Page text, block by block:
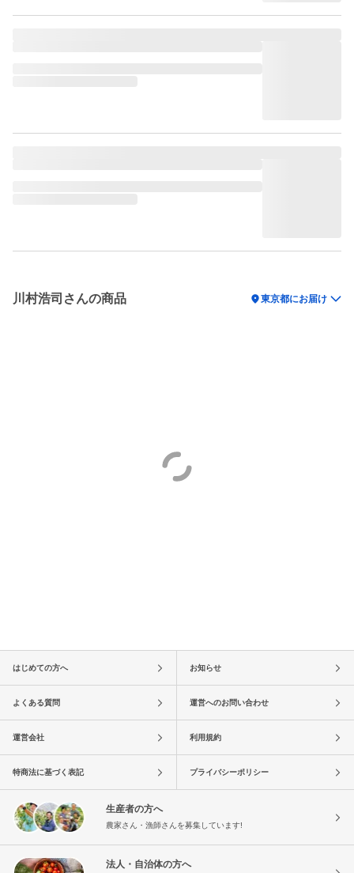
川村浩司さんの商品 location_on東京都にお届け
はじめての方へ お知らせ
よくある質問 運営へのお問い合わせ
運営会社 利用規約
特商法に基づく表記 プライバシーポリシー
生産者の方へ
農家さん・漁師さんを募集しています!
法人・自治体の方へ